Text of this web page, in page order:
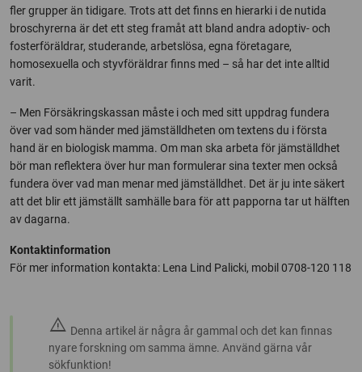
fler grupper än tidigare. Trots att det finns en hierarki i de nutida
broschyrerna är det ett steg framåt att bland andra adoptiv- och
fosterföräldrar, studerande, arbetslösa, egna företagare,
homosexuella och styvföräldrar finns med – så har det inte alltid
varit.
– Men Försäkringskassan måste i och med sitt uppdrag fundera
över vad som händer med jämställdheten om textens du i första
hand är en biologisk mamma. Om man ska arbeta för jämställdhet
bör man reflektera över hur man formulerar sina texter men också
fundera över vad man menar med jämställdhet. Det är ju inte säkert
att det blir ett jämställt samhälle bara för att papporna tar ut hälften
av dagarna.
Kontaktinformation
För mer information kontakta: Lena Lind Palicki, mobil 0708-120 118
warning Denna artikel är några år gammal och det kan finnas
nyare forskning om samma ämne. Använd gärna vår
sökfunktion!